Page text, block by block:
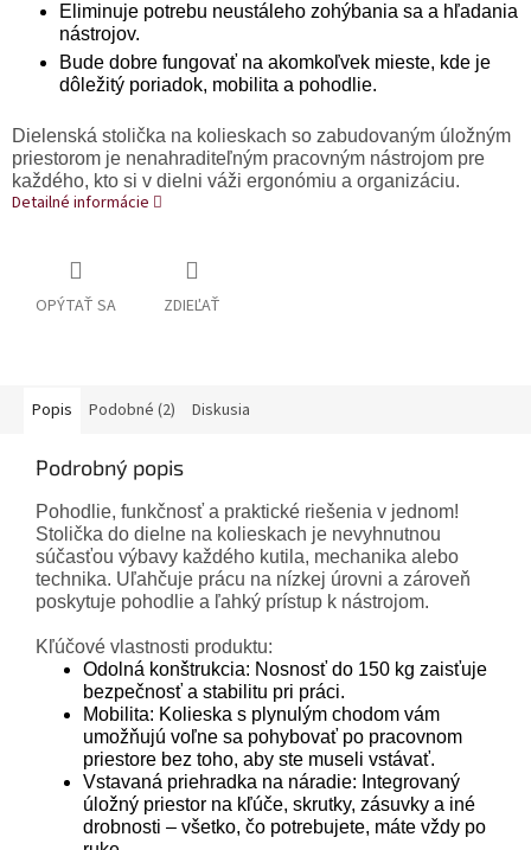
Eliminuje potrebu neustáleho zohýbania sa a hľadania
nástrojov.
Bude dobre fungovať na akomkoľvek mieste, kde je
dôležitý poriadok, mobilita a pohodlie.
Dielenská stolička na kolieskach so zabudovaným úložným
priestorom je nenahraditeľným pracovným nástrojom pre
každého, kto si v dielni váži ergonómiu a organizáciu.
Detailné informácie
OPÝTAŤ SA ZDIEĽAŤ
Popis Podobné (2) Diskusia
Podrobný popis
Pohodlie, funkčnosť a praktické riešenia v jednom!
Stolička do dielne na kolieskach je nevyhnutnou
súčasťou výbavy každého kutila, mechanika alebo
technika. Uľahčuje prácu na nízkej úrovni a zároveň
poskytuje pohodlie a ľahký prístup k nástrojom.
Kľúčové vlastnosti produktu:
Odolná konštrukcia: Nosnosť do 150 kg zaisťuje
bezpečnosť a stabilitu pri práci.
Mobilita: Kolieska s plynulým chodom vám
umožňujú voľne sa pohybovať po pracovnom
priestore bez toho, aby ste museli vstávať.
Vstavaná priehradka na náradie: Integrovaný
úložný priestor na kľúče, skrutky, zásuvky a iné
drobnosti – všetko, čo potrebujete, máte vždy po